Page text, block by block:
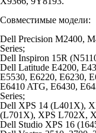
Совместимые модели:
Dell Precision M2400,
Series;
Dell Inspiron 15R
Dell Latitude E4200,
E5530, E6220, E6230,
E6410 ATG, E6430,
Series;
Dell XPS 14 (L401X),
(L701X), XPS L702X,
Dell Studio XPS 16